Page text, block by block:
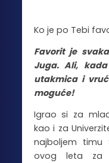
Ko je po Tebi
Favorit je
Juga. Ali,
utakmica i
moguće!
Igrao si za
kao i za
najboljem timu
ovog leta za